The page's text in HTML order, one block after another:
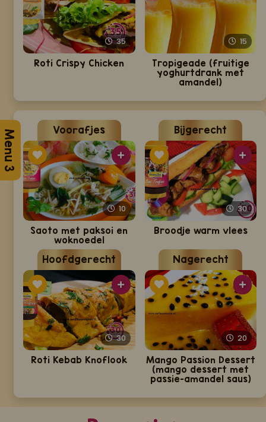
35
Roti Crispy Chicken
15
Tropigeade (fruitige
yoghurtdrank met
amandel)
Menu 3 Voorafjes
10
Saoto met paksoi en
woknoedel
Bijgerecht
30
Broodje warm vlees
Hoofdgerecht
30
Roti Kebab Knoflook
Nagerecht
20
Mango Passion Dessert
(mango dessert met
passie-amandel saus)